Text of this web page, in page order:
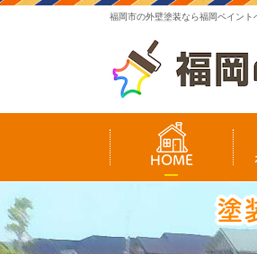
福岡市の外壁塗装なら福岡ペイント
HOME
塗